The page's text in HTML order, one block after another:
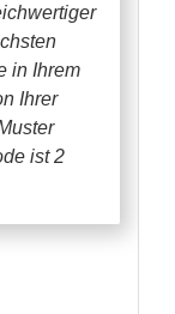
in Ihrem
Ihrer
ist 2